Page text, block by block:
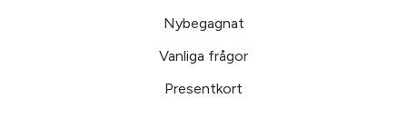
Nybegagnat
Vanliga frågor
Presentkort